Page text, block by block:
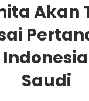
Akan
Saudi